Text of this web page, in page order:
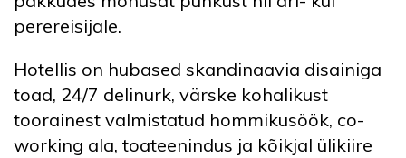
perereisijale.
Hotellis on hubased skandinaavia disainiga
toad, 24/7 delinurk, värske kohalikust
toorainest valmistatud hommikusöök, co-
working ala, toateenindus ja kõikjal ülikiire